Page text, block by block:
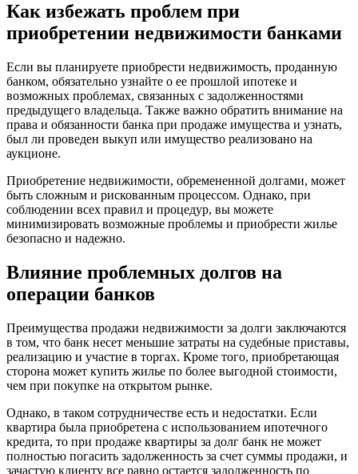
Как избежать проблем при
приобретении недвижимости банками
Если вы планируете приобрести недвижимость, проданную
банком, обязательно узнайте о ее прошлой ипотеке и
возможных проблемах, связанных с задолженностями
предыдущего владельца. Также важно обратить внимание на
права и обязанности банка при продаже имущества и узнать,
был ли проведен выкуп или имущество реализовано на
аукционе.
Приобретение недвижимости, обремененной долгами, может
быть сложным и рискованным процессом. Однако, при
соблюдении всех правил и процедур, вы можете
минимизировать возможные проблемы и приобрести жилье
безопасно и надежно.
Влияние проблемных долгов на
операции банков
Преимущества продажи недвижимости за долги заключаются
в том, что банк несет меньшие затраты на судебные приставы,
реализацию и участие в торгах. Кроме того, приобретающая
сторона может купить жилье по более выгодной стоимости,
чем при покупке на открытом рынке.
Однако, в таком сотрудничестве есть и недостатки. Если
квартира была приобретена с использованием ипотечного
кредита, то при продаже квартиры за долг банк не может
полностью погасить задолженность за счет суммы продажи, и
зачастую клиенту все равно остается задолженность по